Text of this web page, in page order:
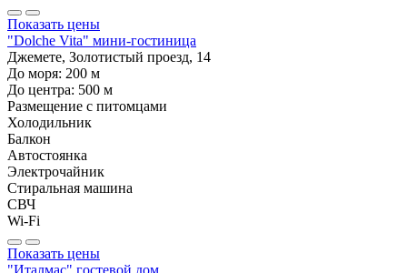
Показать цены
"Dolche Vita" мини-гостиница
Джемете, Золотистый проезд, 14
До моря: 200 м
До центра: 500 м
Размещение с питомцами
Холодильник
Балкон
Автостоянка
Электрочайник
Стиральная машина
СВЧ
Wi-Fi
Показать цены
"Италмас" гостевой дом